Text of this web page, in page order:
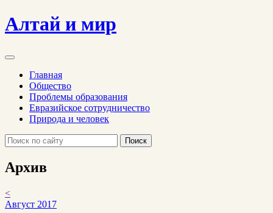
Алтай и мир
Главная
Общество
Проблемы образования
Евразийское сотрудничество
Природа и человек
Поиск
Архив
<
Август 2017